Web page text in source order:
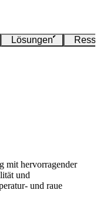
Lösungen
mit hervorragender
und
und raue